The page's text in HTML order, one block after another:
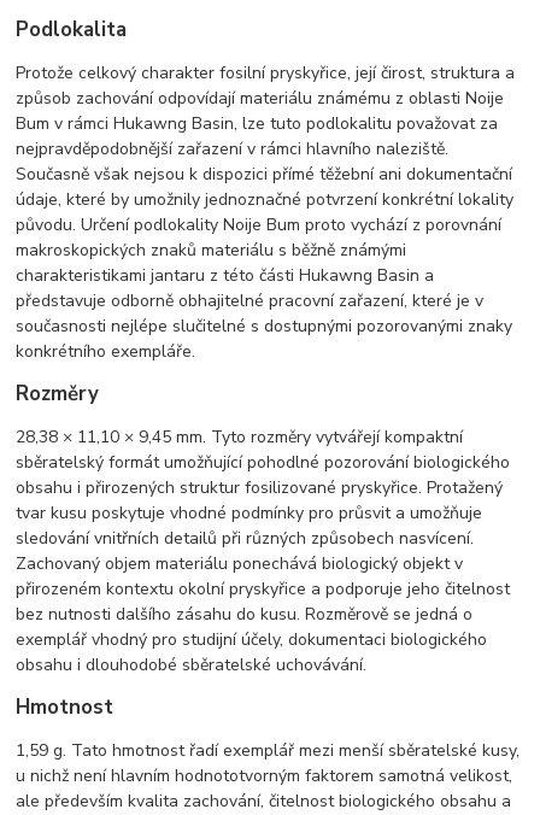
Podlokalita
Protože celkový charakter fosilní pryskyřice, její čirost, struktura a
způsob zachování odpovídají materiálu známému z oblasti Noije
Bum v rámci Hukawng Basin, lze tuto podlokalitu považovat za
nejpravděpodobnější zařazení v rámci hlavního naleziště.
Současně však nejsou k dispozici přímé těžební ani dokumentační
údaje, které by umožnily jednoznačné potvrzení konkrétní lokality
původu. Určení podlokality Noije Bum proto vychází z porovnání
makroskopických znaků materiálu s běžně známými
charakteristikami jantaru z této části Hukawng Basin a
představuje odborně obhajitelné pracovní zařazení, které je v
současnosti nejlépe slučitelné s dostupnými pozorovanými znaky
konkrétního exempláře.
Rozměry
28,38 × 11,10 × 9,45 mm. Tyto rozměry vytvářejí kompaktní
sběratelský formát umožňující pohodlné pozorování biologického
obsahu i přirozených struktur fosilizované pryskyřice. Protažený
tvar kusu poskytuje vhodné podmínky pro průsvit a umožňuje
sledování vnitřních detailů při různých způsobech nasvícení.
Zachovaný objem materiálu ponechává biologický objekt v
přirozeném kontextu okolní pryskyřice a podporuje jeho čitelnost
bez nutnosti dalšího zásahu do kusu. Rozměrově se jedná o
exemplář vhodný pro studijní účely, dokumentaci biologického
obsahu i dlouhodobé sběratelské uchovávání.
Hmotnost
1,59 g. Tato hmotnost řadí exemplář mezi menší sběratelské kusy,
u nichž není hlavním hodnototvorným faktorem samotná velikost,
ale především kvalita zachování, čitelnost biologického obsahu a